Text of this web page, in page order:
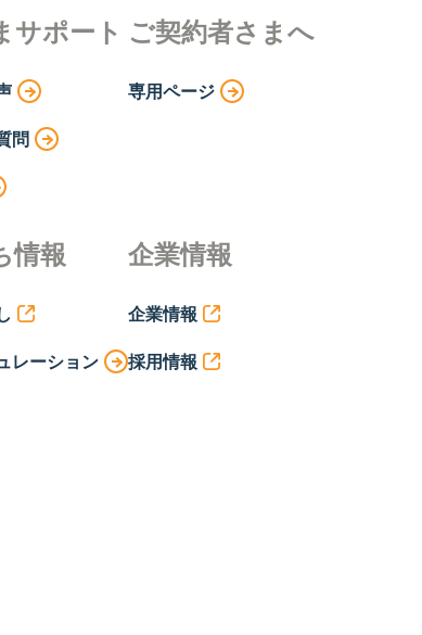
サポート
問
情報
レーション
ご契約者さまへ
専用ページ
企業情報
企業情報
採用情報